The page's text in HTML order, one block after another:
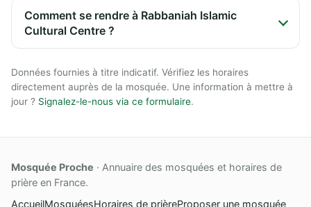
Comment se rendre à Rabbaniah Islamic
Cultural Centre ?
Données fournies à titre indicatif. Vérifiez les horaires
directement auprès de la mosquée. Une information à mettre à
jour ? Signalez-le-nous via ce formulaire.
Mosquée Proche · Annuaire des mosquées et horaires de
prière en France.
AccueilMosquéesHoraires de prièreProposer une mosquée